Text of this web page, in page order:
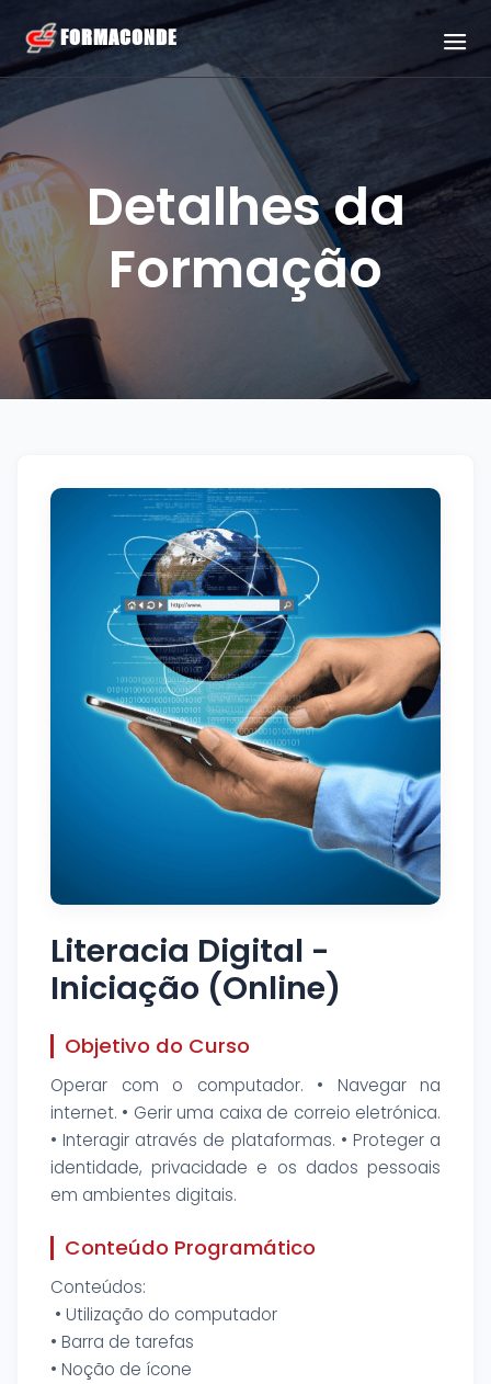
Detalhes da
Formação
Literacia Digital -
Iniciação (Online)
Objetivo do Curso
Operar com o computador. • Navegar na
internet. • Gerir uma caixa de correio eletrónica.
• Interagir através de plataformas. • Proteger a
identidade, privacidade e os dados pessoais
em ambientes digitais.
Conteúdo Programático
Conteúdos:
• Utilização do computador
• Barra de tarefas
• Noção de ícone